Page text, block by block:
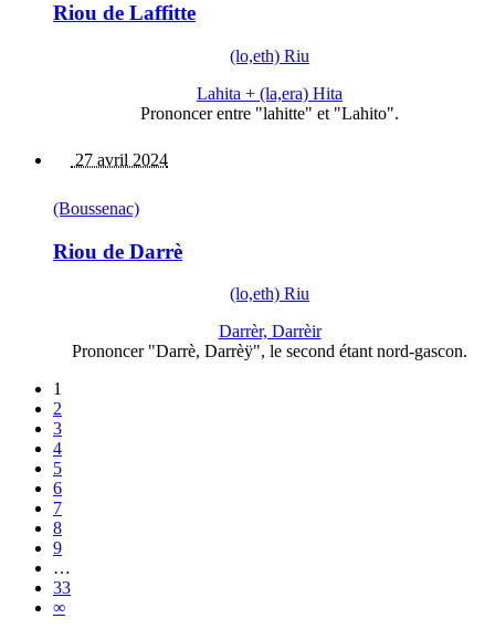
Riou de Laffitte
(lo,eth) Riu
Lahita + (la,era) Hita
Prononcer entre "lahitte" et "Lahito".
27 avril 2024
(Boussenac)
Riou de Darrè
(lo,eth) Riu
Darrèr, Darrèir
Prononcer "Darrè, Darrèÿ", le second étant nord-gascon.
1
2
3
4
5
6
7
8
9
…
33
∞